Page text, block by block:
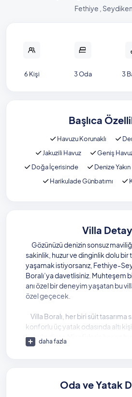
Fethiye ,
6 Kişi 3 Oda 3
Başlıca
Havuzu Korunaklı
Jakuzili Havuz
Geniş
Doğa İçerisinde
Denize Yakın
Harikulade Günbatımı
Villa
Gözünüzü denizin sonsuz
sakinlik, huzur ve dinginlik dolu
yaşamak istiyorsanız, Fethiye-
Boralı’ya davetlisiniz. Muhteşem
anı özel bir deneyim yaşatan bu
özel geçecek.
Villa Boralı, her biri süit tasarıma
konforlu üç yatak odasında altı
kabul ediyor. Misafirlerin her an
hissedecekleri bu villada, jakuzili
bir atmosferi olan bu villada,
daha fazla
Oda ve Yatak